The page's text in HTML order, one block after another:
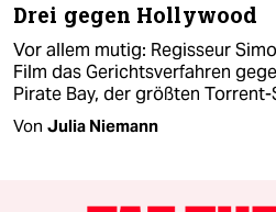
Drei gegen Hollywood
Vor allem mutig: Regisseur
Film das Gerichtsverfahren
Pirate Bay, der größten
Von Julia Niemann